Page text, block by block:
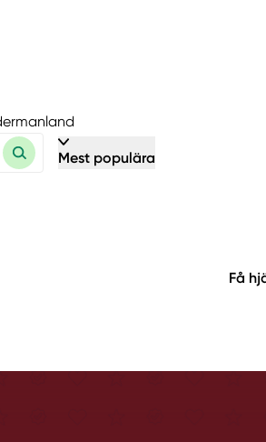
Mest populära
Få